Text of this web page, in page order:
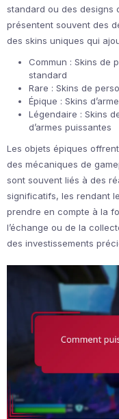
standard ou des designs
présentent souvent des
des skins uniques qui
Commun : Skins de
standard
Rare : Skins de
Épique : Skins
Légendaire : Skins
d’armes puissantes
Les objets épiques
des mécaniques de
sont souvent liés à des
significatifs, les rendant
prendre en compte à la
l’échange ou de la
des investissements